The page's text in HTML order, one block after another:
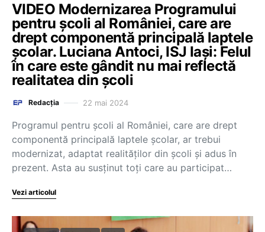
VIDEO Modernizarea Programului
pentru școli al României, care are
drept componentă principală laptele
școlar. Luciana Antoci, ISJ Iași: Felul
în care este gândit nu mai reflectă
realitatea din școli
Redacția 22 mai 2024
Programul pentru școli al României, care are drept
componentă principală laptele școlar, ar trebui
modernizat, adaptat realităților din școli și adus în
prezent. Asta au susținut toți care au participat…
Vezi articolul